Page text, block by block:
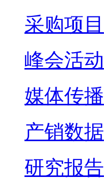
采购项目
峰会活动
媒体传播
产销数据
研究报告